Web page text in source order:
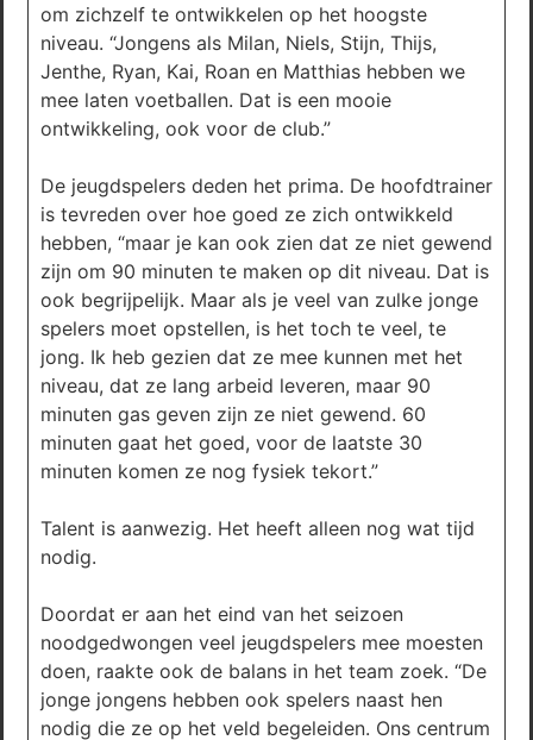
om zichzelf te ontwikkelen op het hoogste
niveau. “Jongens als Milan, Niels, Stijn, Thijs,
Jenthe, Ryan, Kai, Roan en Matthias hebben we
mee laten voetballen. Dat is een mooie
ontwikkeling, ook voor de club.”
De jeugdspelers deden het prima. De hoofdtrainer
is tevreden over hoe goed ze zich ontwikkeld
hebben, “maar je kan ook zien dat ze niet gewend
zijn om 90 minuten te maken op dit niveau. Dat is
ook begrijpelijk. Maar als je veel van zulke jonge
spelers moet opstellen, is het toch te veel, te
jong. Ik heb gezien dat ze mee kunnen met het
niveau, dat ze lang arbeid leveren, maar 90
minuten gas geven zijn ze niet gewend. 60
minuten gaat het goed, voor de laatste 30
minuten komen ze nog fysiek tekort.”
Talent is aanwezig. Het heeft alleen nog wat tijd
nodig.
Doordat er aan het eind van het seizoen
noodgedwongen veel jeugdspelers mee moesten
doen, raakte ook de balans in het team zoek. “De
jonge jongens hebben ook spelers naast hen
nodig die ze op het veld begeleiden. Ons centrum